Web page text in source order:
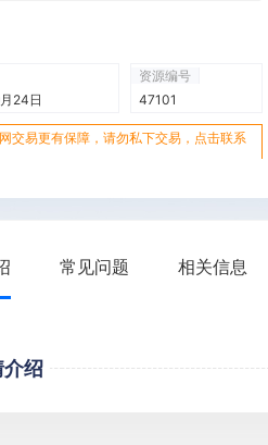
24日
资源编号
47101
交易更有保障，请勿私下交易，点击联系
常见问题 相关信息
绍